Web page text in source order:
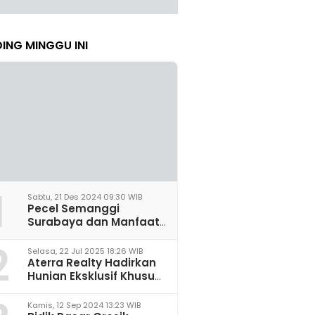
MINGGU INI
Sabtu, 21 Des 2024 09:30 WIB
Pecel Semanggi
Surabaya dan Manfaat
Saraf
Selasa, 22 Jul 2025 18:26 WIB
Aterra Realty Hadirkan
Hunian Eksklusif Khusus
Malang
Kamis, 12 Sep 2024 13:23 WIB